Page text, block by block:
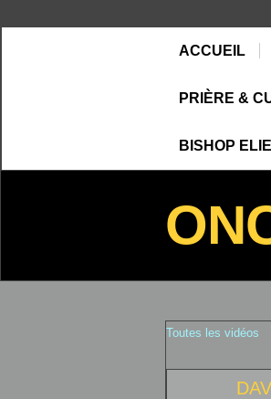
ACCUEIL
PRIÈRE &
BISHOP
Toutes les vidéos